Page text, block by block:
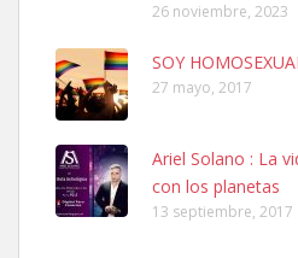
Ninfa perdida
El día 5 se los perdió una ninfa
calle, se perdió por la zon...
26 noviembre, 2023
SOY
27 mayo, 2017
Ariel Solano : La
con los planetas
13 septiembre, 2017